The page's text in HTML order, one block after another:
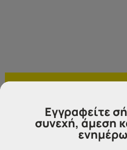
Η προθεσμία
Εγγραφείτε
συνεχή, άμεση